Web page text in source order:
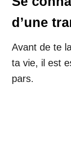
d’une
Avant de te
ta vie, il est
pars.